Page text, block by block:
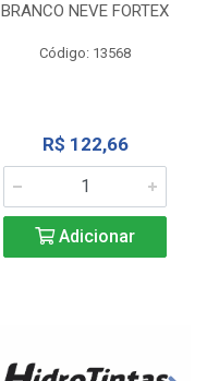
BRANCO NEVE FORTEX
Código: 13568
R$ 122,66
Adicionar